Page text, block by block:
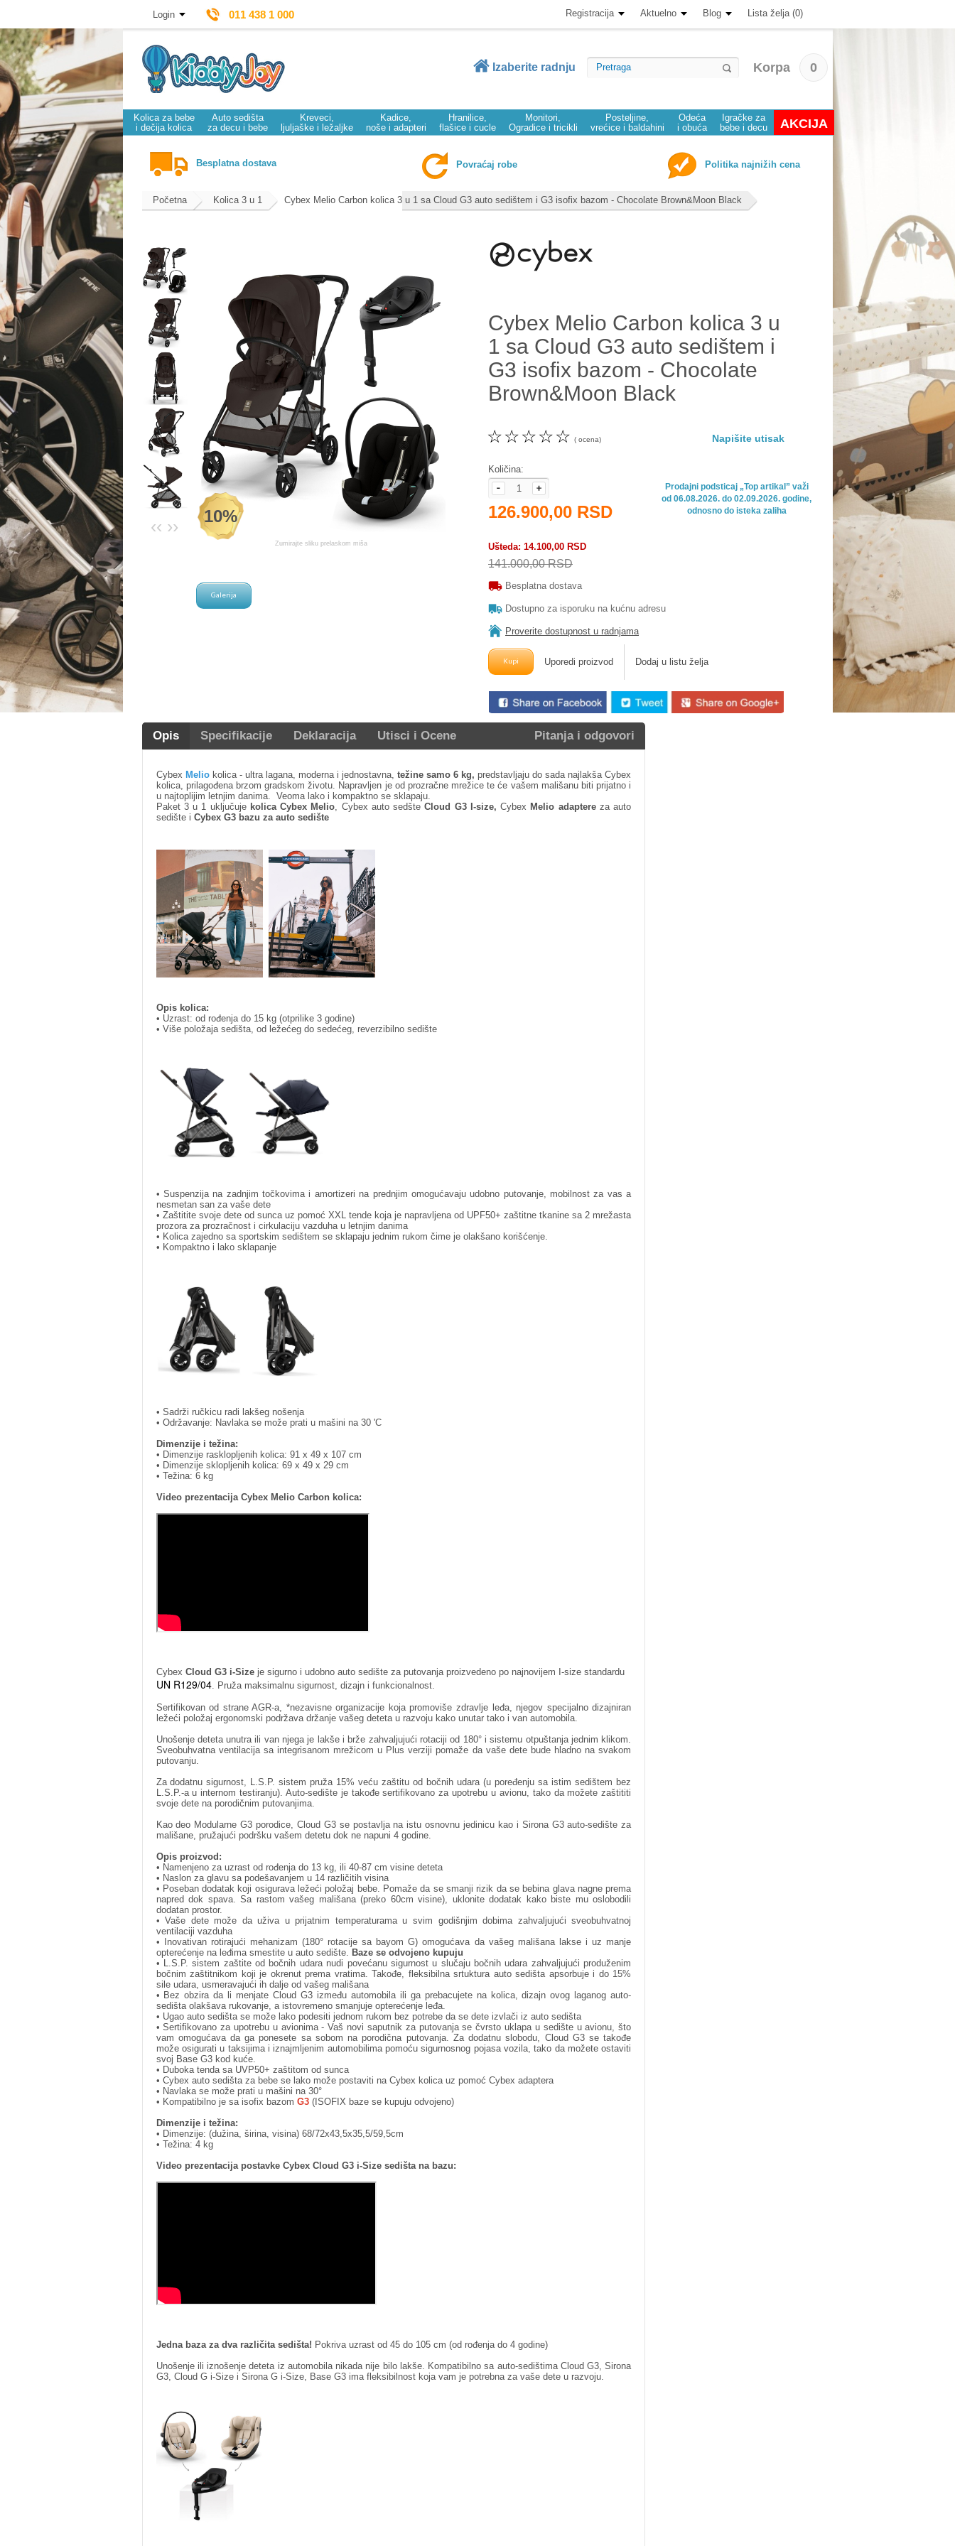
Login 011 438 1 000 Registracija Aktuelno Blog Lista želja (0)
Izaberite radnju Korpa 0
Kolica za bebe
i dečija kolica
Auto sedišta
za decu i bebe
Kreveci,
ljuljaške i ležaljke
Kadice,
noše i adapteri
Hranilice,
flašice i cucle
Monitori,
Ogradice i tricikli
Posteljine,
vrećice i baldahini
Odeća
i obuća
Igračke za
bebe i decu
AKCIJA
Besplatna dostava Povraćaj robe Politika najnižih cena
Početna Kolica 3 u 1 Cybex Melio Carbon kolica 3 u 1 sa Cloud G3 auto sedištem i G3 isofix bazom - Chocolate Brown&Moon Black
10%
‹‹ ››
Cybex Melio Carbon kolica 3 u
1 sa Cloud G3 auto sedištem i
G3 isofix bazom - Chocolate
Brown&Moon Black
☆
☆
☆
☆
☆ ( ocena) Napišite utisak
Količina:
Prodajni podsticaj „Top artikal” važi
od 06.08.2026. do 02.09.2026. godine,
odnosno do isteka zaliha
126.900,00 RSD
Ušteda 14.100,00 RSD
141.000,00 RSD
Besplatna dostava
Dostupno za isporuku na kućnu adresu
Proverite dostupnost u radnjama
Uporedi proizvod Dodaj u listu želja
Opis Specifikacije Deklaracija Utisci i Ocene Pitanja i odgovori
Cybex Meliokolica - ultra lagana, moderna i jednostavna, težine samo 6 kg, predstavljaju do sada najlakša Cybex
kolica, prilagođena brzom gradskom životu. Napravljen je od prozračne mrežice te će vašem mališanu biti prijatno i
u najtoplijim letnjim danima. Veoma lako i kompaktno se sklapaju.
Paket 3 u 1 uključuje kolica Cybex Melio , Cybex auto sedšteCloud G3 I-size, Cybex Melio adaptereza auto
sedište i Cybex G3 bazu za auto sedište
Opis kolica:
• Uzrast: od rođenja do 15 kg (otprilike 3 godine)
• Više položaja sedišta, od ležećeg do sedećeg, reverzibilno sedište
• Suspenzija na zadnjim točkovima i amortizeri na prednjim omogućavaju udobno putovanje, mobilnost za vas a
nesmetan san za vaše dete
• Zaštitite svoje dete od sunca uz pomoć XXL tende koja je napravljena od UPF50+ zaštitne tkanine sa 2 mrežasta
prozora za prozračnost i cirkulaciju vazduha u letnjim danima
• Kolica zajedno sa sportskim sedištem se sklapaju jednim rukom čime je olakšano korišćenje.
• Kompaktno i lako sklapanje
• Sadrži ručkicu radi lakšeg nošenja
• Održavanje: Navlaka se može prati u mašini na 30 'C
Dimenzije i težina:
• Dimenzije rasklopljenih kolica: 91 x 49 x 107 cm
• Dimenzije sklopljenih kolica: 69 x 49 x 29 cm
• Težina: 6 kg
Video prezentacija Cybex Melio Carbon kolica:
Cybex Cloud G3 i-Sizeje sigurno i udobno auto sedište za putovanja proizvedeno po najnovijem I-size standardu
UN R129/04. Pruža maksimalnu sigurnost, dizajn i funkcionalnost.
Sertifikovan od strane AGR-a, *nezavisne organizacije koja promoviše zdravlje leđa, njegov specijalno dizajniran
ležeći položaj ergonomski podržava držanje vašeg deteta u razvoju kako unutar tako i van automobila.
Unošenje deteta unutra ili van njega je lakše i brže zahvaljujući rotaciji od 180° i sistemu otpuštanja jednim klikom.
Sveobuhvatna ventilacija sa integrisanom mrežicom u Plus verziji pomaže da vaše dete bude hladno na svakom
putovanju.
Za dodatnu sigurnost, L.S.P. sistem pruža 15% veću zaštitu od bočnih udara (u poređenju sa istim sedištem bez
L.S.P.-a u internom testiranju). Auto-sedište je takođe sertifikovano za upotrebu u avionu, tako da možete zaštititi
svoje dete na porodičnim putovanjima.
Kao deo Modularne G3 porodice, Cloud G3 se postavlja na istu osnovnu jedinicu kao i Sirona G3 auto-sedište za
mališane, pružajući podršku vašem detetu dok ne napuni 4 godine.
Opis proizvod:
• Namenjeno za uzrast od rođenja do 13 kg, ili 40-87 cm visine deteta
• Naslon za glavu sa podešavanjem u 14 različitih visina
• Poseban dodatak koji osigurava ležeći položaj bebe. Pomaže da se smanji rizik da se bebina glava nagne prema
napred dok spava. Sa rastom vašeg mališana (preko 60cm visine), uklonite dodatak kako biste mu oslobodili
dodatan prostor.
• Vaše dete može da uživa u prijatnim temperaturama u svim godišnjim dobima zahvaljujući sveobuhvatnoj
ventilaciji vazduha
• Inovativan rotirajući mehanizam (180° rotacije sa bayom G) omogućava da vašeg mališana lakse i uz manje
opterećenje na leđima smestite u auto sedište.
Baze se odvojeno kupuju
• L.S.P. sistem zaštite od bočnih udara nudi povećanu sigurnost u slučaju bočnih udara zahvaljujući produženim
bočnim zaštitnikom koji je okrenut prema vratima. Takođe, fleksibilna srtuktura auto sedišta apsorbuje i do 15%
sile udara, usmeravajući ih dalje od vašeg mališana
• Bez obzira da li menjate Cloud G3 između automobila ili ga prebacujete na kolica, dizajn ovog laganog auto-
sedišta olakšava rukovanje, a istovremeno smanjuje opterećenje leđa.
• Ugao auto sedišta se može lako podesiti jednom rukom bez potrebe da se dete izvlači iz auto sedišta
• Sertifikovano za upotrebu u avionima - Vaš novi saputnik za putovanja se čvrsto uklapa u sedište u avionu, što
vam omogućava da ga ponesete sa sobom na porodična putovanja. Za dodatnu slobodu, Cloud G3 se takođe
može osigurati u taksijima i iznajmljenim automobilima pomoću sigurnosnog pojasa vozila, tako da možete ostaviti
svoj Base G3 kod kuće.
• Duboka tenda sa UVP50+ zaštitom od sunca
• Cybex auto sedišta za bebe se lako može postaviti na Cybex kolica uz pomoć Cybex adaptera
• Navlaka se može prati u mašini na 30°
• Kompatibilno je sa isofix bazom G3(ISOFIX baze se kupuju odvojeno)
Dimenzije i težina:
• Dimenzije: (dužina, širina, visina) 68/72x43,5x35,5/59,5cm
• Težina: 4 kg
Video prezentacija postavke Cybex Cloud G3 i-Size sedišta na bazu:
Jedna baza za dva različita sedišta! Pokriva uzrast od 45 do 105 cm (od rođenja do 4 godine)
Unošenje ili iznošenje deteta iz automobila nikada nije bilo lakše. Kompatibilno sa auto-sedištima Cloud G3, Sirona
G3, Cloud G i-Size i Sirona G i-Size, Base G3 ima fleksibilnost koja vam je potrebna za vaše dete u razvoju.